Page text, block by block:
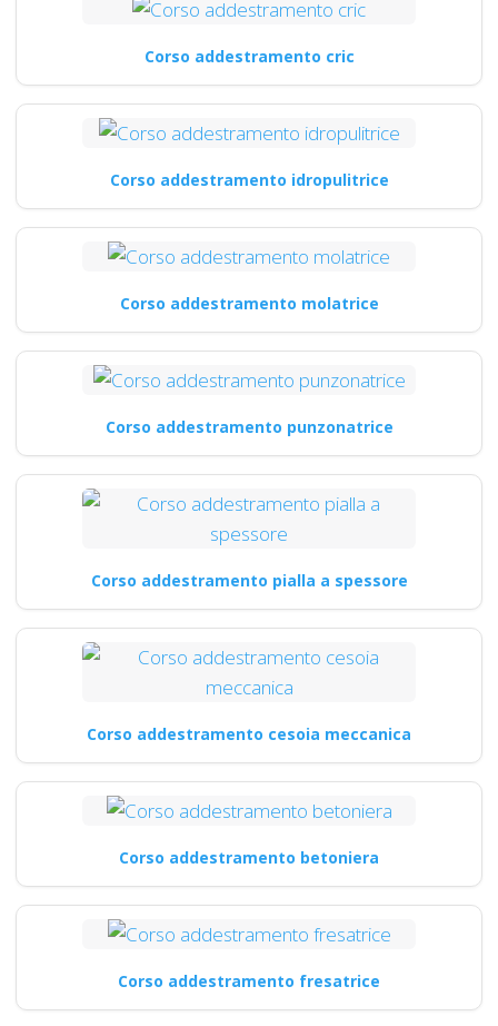
Corso addestramento cric
Corso addestramento idropulitrice
Corso addestramento molatrice
Corso addestramento punzonatrice
Corso addestramento pialla a spessore
Corso addestramento cesoia meccanica
Corso addestramento betoniera
Corso addestramento fresatrice